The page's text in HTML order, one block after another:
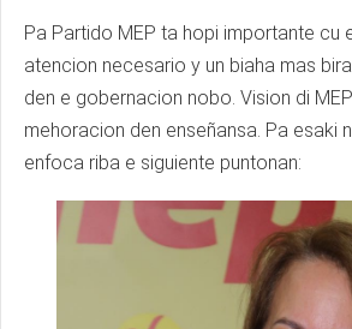
Pa Partido MEP ta hopi importante cu
atencion necesario y un biaha mas
den e gobernacion nobo. Vision di
mehoracion den enseñansa. Pa esaki
enfoca riba e siguiente puntonan: